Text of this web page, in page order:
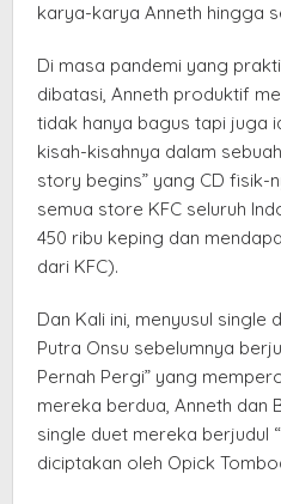
karya-karya Anneth hingga
Di masa pandemi yang
dibatasi, Anneth produktif
tidak hanya bagus tapi juga
kisah-kisahnya dalam
story begins” yang CD fisik-
semua store KFC seluruh
450 ribu keping dan
dari KFC).
Dan Kali ini, menyusul
Putra Onsu sebelumnya
Pernah Pergi” yang
mereka berdua, Anneth dan
single duet mereka berjudul
diciptakan oleh Opick